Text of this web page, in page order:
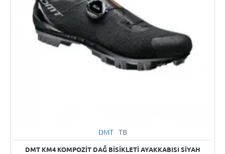
2-3 GÜN DMT TB
DMT KM4 KOMPOZIT DAĞ BISIKLETI AYAKKABISI SIYAH